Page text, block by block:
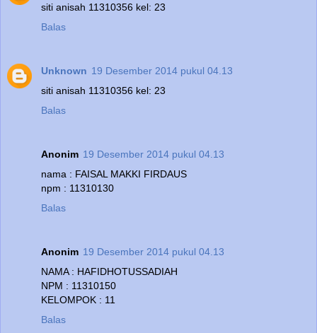
siti anisah 11310356 kel: 23
Balas
Unknown 19 Desember 2014 pukul 04.13
siti anisah 11310356 kel: 23
Balas
Anonim 19 Desember 2014 pukul 04.13
nama : FAISAL MAKKI FIRDAUS
npm : 11310130
Balas
Anonim 19 Desember 2014 pukul 04.13
NAMA : HAFIDHOTUSSADIAH
NPM : 11310150
KELOMPOK : 11
Balas